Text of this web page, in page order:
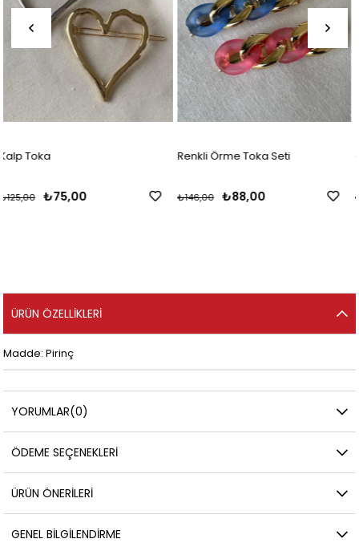
Renkli Örme Toka Seti
₺88,00
₺146,00
Çift Kanatlı Kelebek Toka
₺162,50
₺229,17
ÜRÜN ÖZELLIKLERI
Madde: Pirinç
YORUMLAR(0)
ÖDEME SEÇENEKLERI
ÜRÜN ÖNERILERI
GENEL BILGILENDIRME